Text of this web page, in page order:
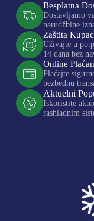
Besplatna
Dostavljamo
narudžbine
Zaštita
Uživajte u
14 dana bez
Online
Plaćajte
bezbednu
Aktuelni
Iskoristite
rashladnim